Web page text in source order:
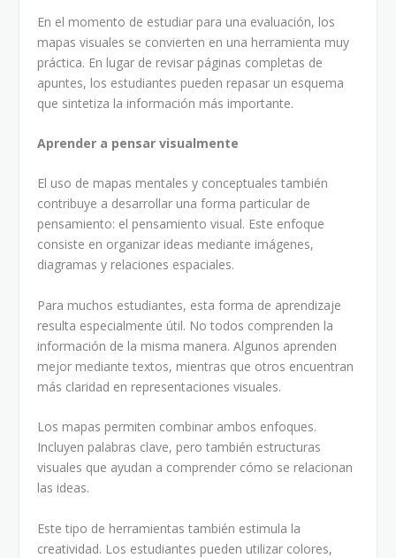
En el momento de estudiar para una evaluación, los
mapas visuales se convierten en una herramienta muy
práctica. En lugar de revisar páginas completas de
apuntes, los estudiantes pueden repasar un esquema
que sintetiza la información más importante.
Aprender a pensar visualmente
El uso de mapas mentales y conceptuales también
contribuye a desarrollar una forma particular de
pensamiento: el pensamiento visual. Este enfoque
consiste en organizar ideas mediante imágenes,
diagramas y relaciones espaciales.
Para muchos estudiantes, esta forma de aprendizaje
resulta especialmente útil. No todos comprenden la
información de la misma manera. Algunos aprenden
mejor mediante textos, mientras que otros encuentran
más claridad en representaciones visuales.
Los mapas permiten combinar ambos enfoques.
Incluyen palabras clave, pero también estructuras
visuales que ayudan a comprender cómo se relacionan
las ideas.
Este tipo de herramientas también estimula la
creatividad. Los estudiantes pueden utilizar colores,